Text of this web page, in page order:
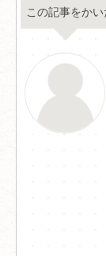
この記事をかい